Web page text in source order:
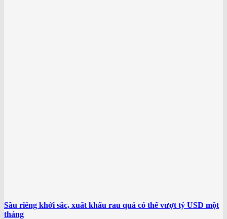
Sầu riêng khởi sắc, xuất khẩu rau quả có thể vượt tỷ USD một
tháng